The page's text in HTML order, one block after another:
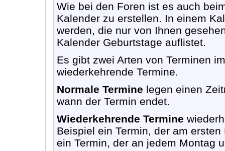
Wie bei den Foren ist es auch
Kalender zu erstellen. In einem
werden, die nur von Ihnen
Kalender Geburtstage auflistet.
Es gibt zwei Arten von Terminen
wiederkehrende Termine.
Normale Termine legen einen
wann der Termin endet.
Wiederkehrende Termine
Beispiel ein Termin, der am
ein Termin, der an jedem Montag